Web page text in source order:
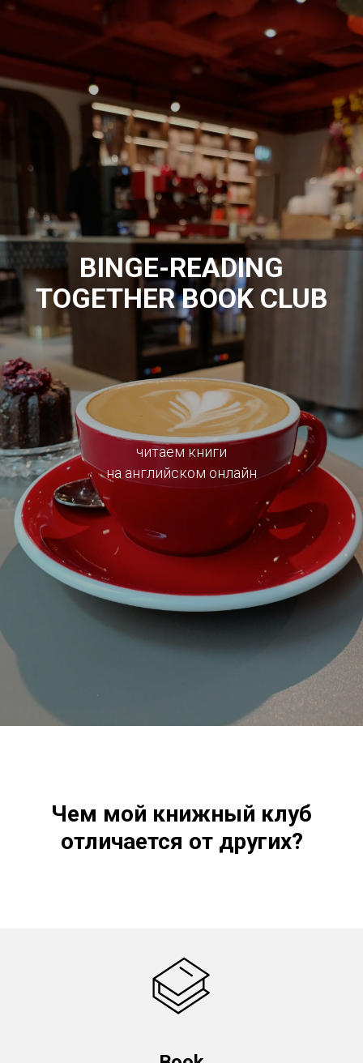
BINGE-READING
TOGETHER BOOK CLUB
читаем книги
на английском онлайн
Чем мой книжный клуб
отличается от других?